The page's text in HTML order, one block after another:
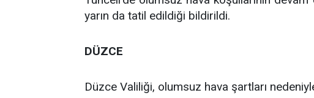
yarın da tatil edildiği bildirildi.
DÜZCE
Düzce Valiliği, olumsuz hava şartları